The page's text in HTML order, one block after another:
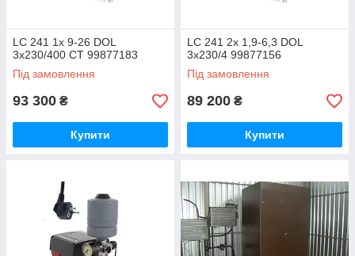
LC 241 1x 9-26 DOL
3x230/400 CT 99877183
Під замовлення
93 300 ₴
Купити
LC 241 2x 1,9-6,3 DOL
3x230/4 99877156
Під замовлення
89 200 ₴
Купити